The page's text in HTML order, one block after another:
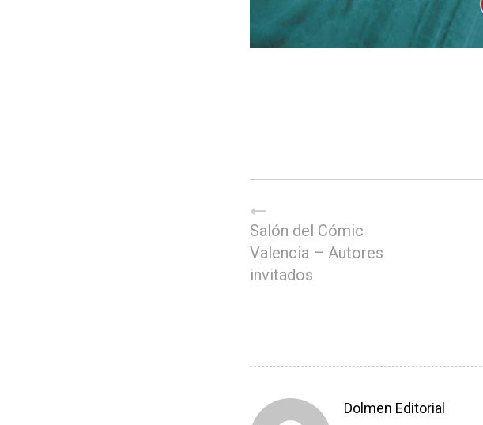
Salón del Cómic
Valencia – Autores
invitados
Dolmen Editorial